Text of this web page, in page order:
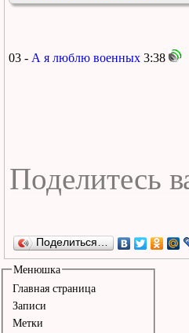
03 - А я люблю военных 3:38
Поделиться…
Менюшка
Главная страница
Записи
Метки